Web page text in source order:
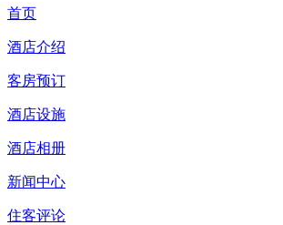
首页
酒店介绍
客房预订
酒店设施
酒店相册
新闻中心
住客评论